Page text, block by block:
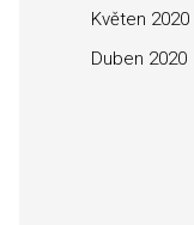
Květen 2020
Duben 2020